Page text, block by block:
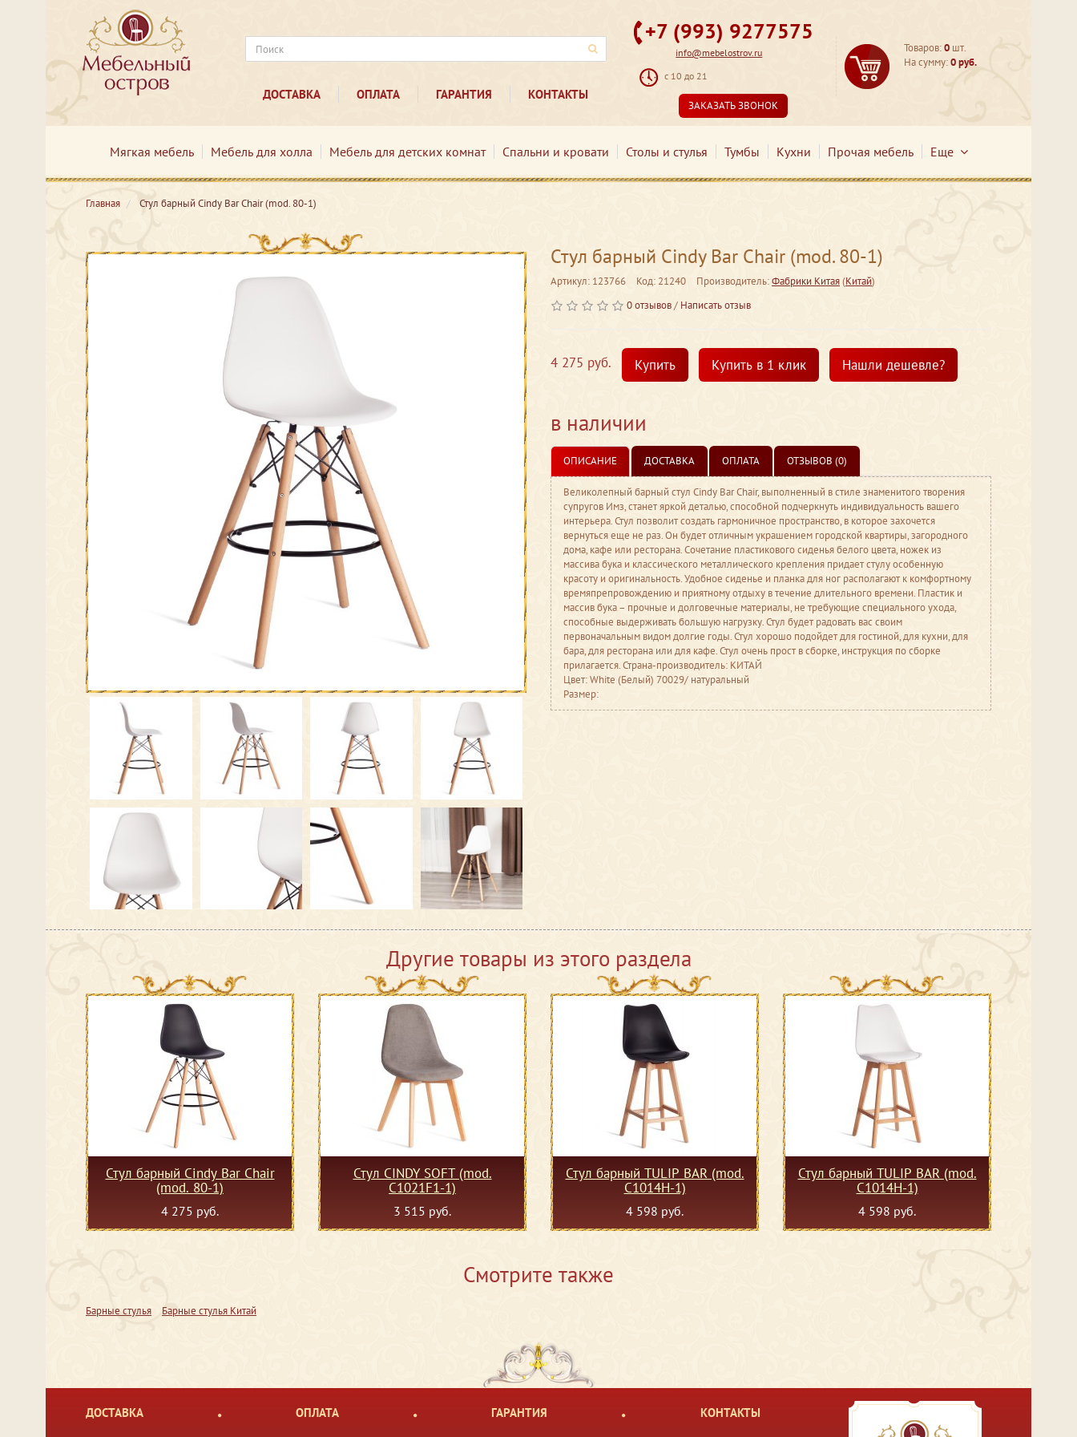
ДОСТАВКА ОПЛАТА ГАРАНТИЯ КОНТАКТЫ
+7 (993) 9277575
info@mebelostrov.ru
с 10 до 21
ЗАКАЗАТЬ ЗВОНОК
Товаров:0 шт.
На сумму:0 руб.
Мягкая мебель Мебель для холла Мебель для детских комнат Спальни и кровати Столы и стулья Тумбы Кухни Прочая мебель Еще
Главная Стул барный Cindy Bar Chair (mod. 80-1)
Стул барный Cindy Bar Chair (mod. 80-1)
Артикул: 123766 Код: 21240 Производитель:Фабрики Китая(Китай)
0 отзывов/ Написать отзыв
4 275 руб. Купить Купить в 1 клик Нашли дешевле?
в наличии
ОПИСАНИЕ ДОСТАВКА ОПЛАТА ОТЗЫВОВ (0)
Великолепный барный стул Cindy Bar Chair, выполненный в стиле знаменитого творения
супругов Имз, станет яркой деталью, способной подчеркнуть индивидуальность вашего
интерьера. Стул позволит создать гармоничное пространство, в которое захочется
вернуться еще не раз. Он будет отличным украшением городской квартиры, загородного
дома, кафе или ресторана. Сочетание пластикового сиденья белого цвета, ножек из
массива бука и классического металлического крепления придает стулу особенную
красоту и оригинальность. Удобное сиденье и планка для ног располагают к комфортному
времяпрепровождению и приятному отдыху в течение длительного времени. Пластик и
массив бука – прочные и долговечные материалы, не требующие специального ухода,
способные выдерживать большую нагрузку. Стул будет радовать вас своим
первоначальным видом долгие годы. Стул хорошо подойдет для гостиной, для кухни, для
бара, для ресторана или для кафе. Стул очень прост в сборке, инструкция по сборке
прилагается. Страна-производитель: КИТАЙ
Цвет: White (Белый) 70029/ натуральный
Размер:
Другие товары из этого раздела
Стул барный Cindy Bar Chair
(mod. 80-1)
4 275 руб.
Стул CINDY SOFT (mod.
C1021F1-1)
3 515 руб.
Стул барный TULIP BAR (mod.
C1014H-1)
4 598 руб.
Стул барный TULIP BAR (mod.
C1014H-1)
4 598 руб.
Смотрите также
Барные стулья Барные стулья Китай
ДОСТАВКА ОПЛАТА ГАРАНТИЯ КОНТАКТЫ